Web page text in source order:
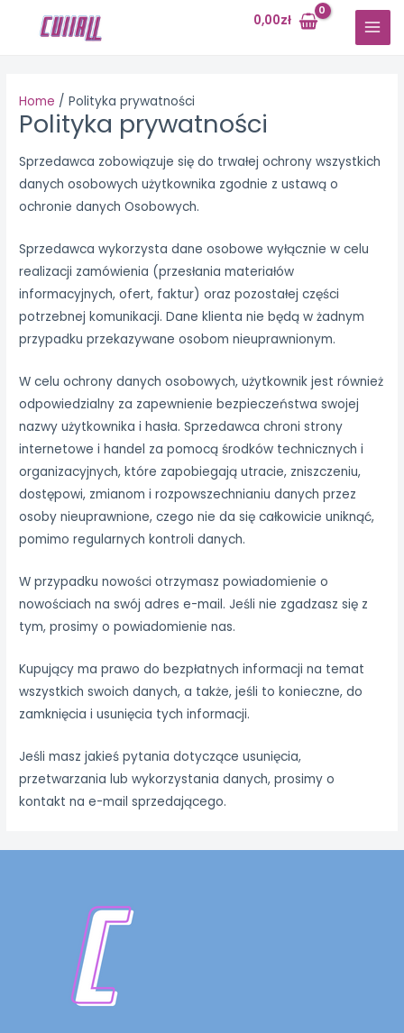
0,00zł
MAIN
Home Polityka prywatności
Polityka prywatności
Sprzedawca zobowiązuje się do trwałej ochrony wszystkich
danych osobowych użytkownika zgodnie z ustawą o
ochronie danych Osobowych.
Sprzedawca wykorzysta dane osobowe wyłącznie w celu
realizacji zamówienia (przesłania materiałów
informacyjnych, ofert, faktur) oraz pozostałej części
potrzebnej komunikacji. Dane klienta nie będą w żadnym
przypadku przekazywane osobom nieuprawnionym.
W celu ochrony danych osobowych, użytkownik jest również
odpowiedzialny za zapewnienie bezpieczeństwa swojej
nazwy użytkownika i hasła. Sprzedawca chroni strony
internetowe i handel za pomocą środków technicznych i
organizacyjnych, które zapobiegają utracie, zniszczeniu,
dostępowi, zmianom i rozpowszechnianiu danych przez
osoby nieuprawnione, czego nie da się całkowicie uniknąć,
pomimo regularnych kontroli danych.
W przypadku nowości otrzymasz powiadomienie o
nowościach na swój adres e-mail. Jeśli nie zgadzasz się z
tym, prosimy o powiadomienie nas.
Kupujący ma prawo do bezpłatnych informacji na temat
wszystkich swoich danych, a także, jeśli to konieczne, do
zamknięcia i usunięcia tych informacji.
Jeśli masz jakieś pytania dotyczące usunięcia,
przetwarzania lub wykorzystania danych, prosimy o
kontakt na e-mail sprzedającego.